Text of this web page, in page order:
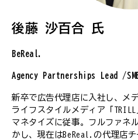
後藤 沙百合 氏
BeReal.
Agency Partnerships Lead /
新卒で広告代理店に入社し、メ
ライフスタイルメディア「
マネタイズに従事。フルファネ
かし、現在はBeReal.の代理店